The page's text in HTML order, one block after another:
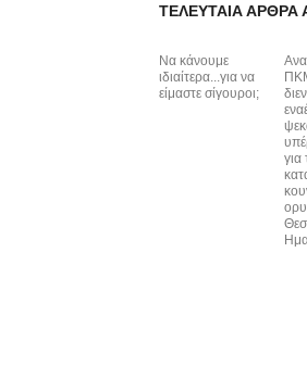
ΤΕΛΕΥΤΑΊΑ
Να κάνουμε
ιδιαίτερα...για να
είμαστε σίγουροι;
για